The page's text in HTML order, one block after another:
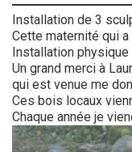
Installation de 3
Cette maternité qui
Installation physique
Un grand merci à
qui est venue me
Ces bois locaux
Chaque année je